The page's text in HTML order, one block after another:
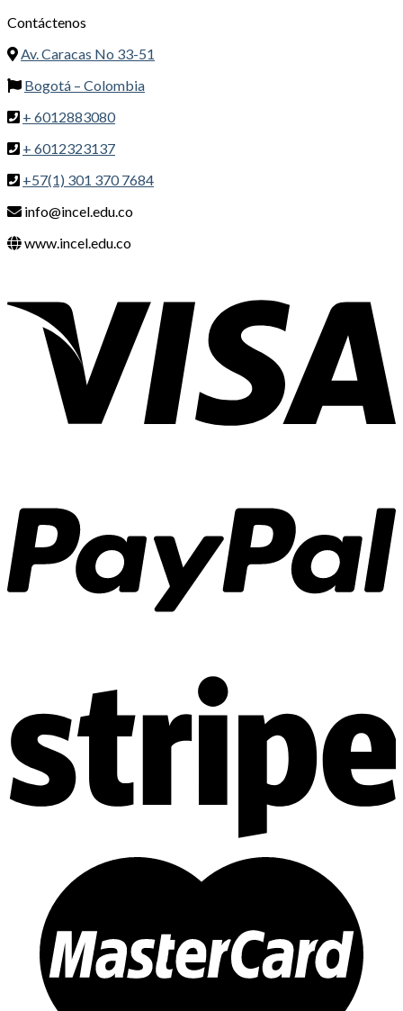
Contáctenos
Av. Caracas No 33-51
Bogotá – Colombia
+ 6012883080
+ 6012323137
+57(1) 301 370 7684
info@incel.edu.co
www.incel.edu.co